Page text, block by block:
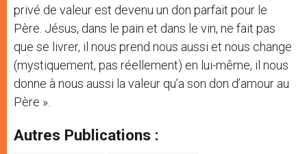
privé de valeur est devenu un don parfait pour le
Père. Jésus, dans le pain et dans le vin, ne fait pas
que se livrer, il nous prend nous aussi et nous change
(mystiquement, pas réellement) en lui-même, il nous
donne à nous aussi la valeur qu’a son don d’amour au
Père ».
Autres Publications :